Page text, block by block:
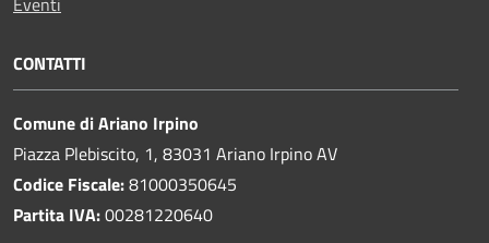
CONTATTI
Comune di Ariano Irpino
Piazza Plebiscito, 1, 83031 Ariano Irpino AV
Codice Fiscale:81000350645
Partita IVA:00281220640